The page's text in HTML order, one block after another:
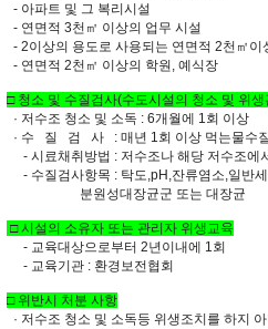
- 아파트 및 그 복리시설
- 연면적 3천㎡ 이상의 업무 시설
- 2이상의 용도로 사용되는 연면적 2천㎡이
- 연면적 2천㎡ 이상의 학원, 예식장
□ 청소 및 수질검사(수도시설의 청소 및 위
· 저수조 청소 및 소독 : 6개월에 1회 이상
· 수 질 검 사 : 매년 1회 이상 먹는물수
- 시료채취방법 : 저수조나 해당 저수조에
- 수질검사항목 : 탁도,pH,잔류염소,일반
분원성대장균군 또는 대장균
□ 시설의 소유자 또는 관리자 위생교육
- 교육대상으로부터 2년이내에 1회
- 교육기관 : 환경보전협회
□ 위반시 처분 사항
· 저수조 청소 및 소독등 위생조치를 하지